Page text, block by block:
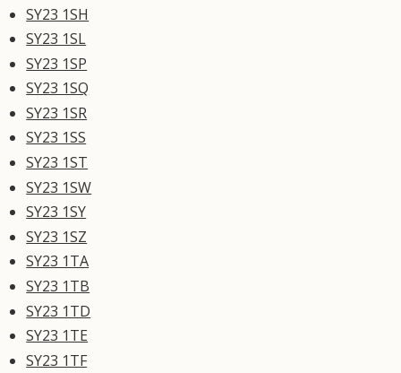
SY23 1SH
SY23 1SL
SY23 1SP
SY23 1SQ
SY23 1SR
SY23 1SS
SY23 1ST
SY23 1SW
SY23 1SY
SY23 1SZ
SY23 1TA
SY23 1TB
SY23 1TD
SY23 1TE
SY23 1TF